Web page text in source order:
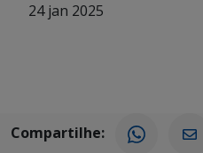
24 jan 2025
Compartilhe: